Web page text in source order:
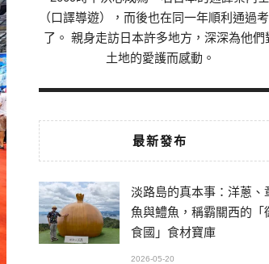
（口譯導遊），而後也在同一年順利通過
了。 親身走訪日本許多地方，深深為他們
土地的愛護而感動。
最新發布
淡路島的真本事：洋蔥、
魚與鱧魚，稱霸關西的「
食國」食材寶庫
2026-05-20